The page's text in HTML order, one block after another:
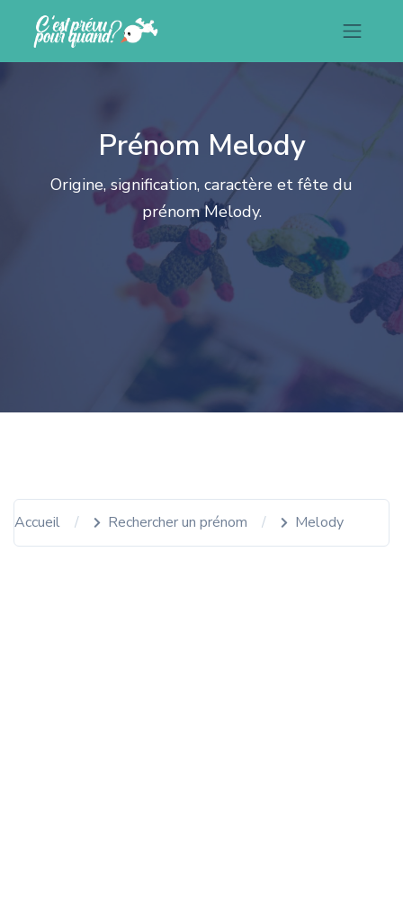
Prénom Melody
Origine, signification, caractère et fête du
prénom Melody.
Accueil Rechercher un prénom Melody